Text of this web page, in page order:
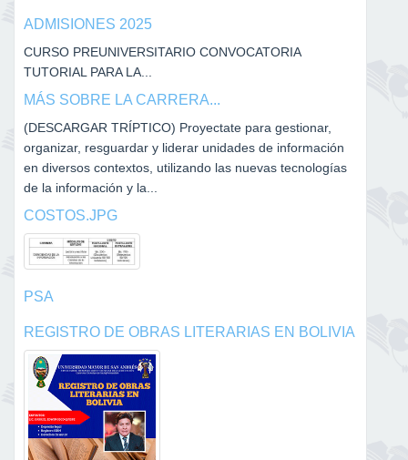
ADMISIONES 2025
CURSO PREUNIVERSITARIO CONVOCATORIA
TUTORIAL PARA LA...
MÁS SOBRE LA CARRERA...
(DESCARGAR TRÍPTICO) Proyectate para gestionar,
organizar, resguardar y liderar unidades de información
en diversos contextos, utilizando las nuevas tecnologías
de la información y la...
COSTOS.JPG
PSA
REGISTRO DE OBRAS LITERARIAS EN BOLIVIA